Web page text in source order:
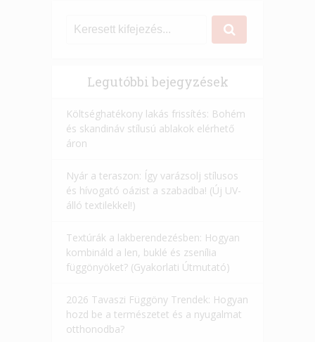
Legutóbbi bejegyzések
Költséghatékony lakás frissítés: Bohém
és skandináv stílusú ablakok elérhető
áron
Nyár a teraszon: Így varázsolj stílusos
és hívogató oázist a szabadba! (Új UV-
álló textilekkel!)
Textúrák a lakberendezésben: Hogyan
kombináld a len, buklé és zsenília
függönyöket? (Gyakorlati Útmutató)
2026 Tavaszi Függöny Trendek: Hogyan
hozd be a természetet és a nyugalmat
otthonodba?